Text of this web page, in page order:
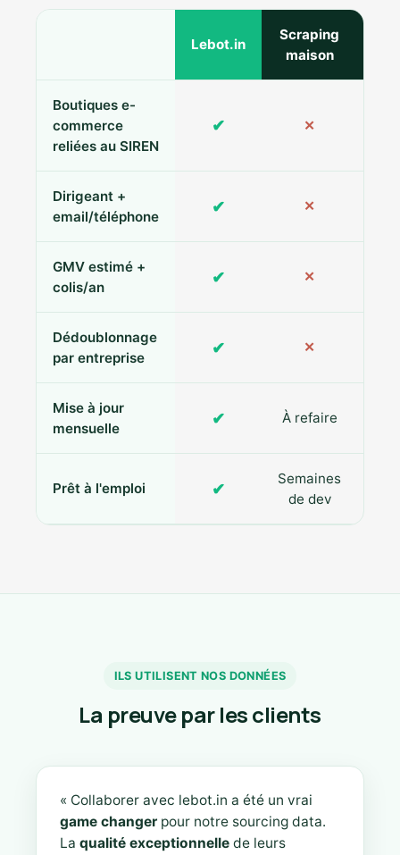
Lebot.in
Scraping
maison
Boutiques e-
commerce
reliées au SIREN
✔ ✕
Dirigeant +
email/téléphone
✔ ✕
GMV estimé +
colis/an
✔ ✕
Dédoublonnage
par entreprise
✔ ✕
Mise à jour
mensuelle
✔ À refaire
Prêt à l'emploi ✔
Semaines
de dev
ILS UTILISENT NOS DONNÉES
La preuve par les clients
« Collaborer avec lebot.in a été un vrai
game changer pour notre sourcing data.
La qualité exceptionnelle de leurs